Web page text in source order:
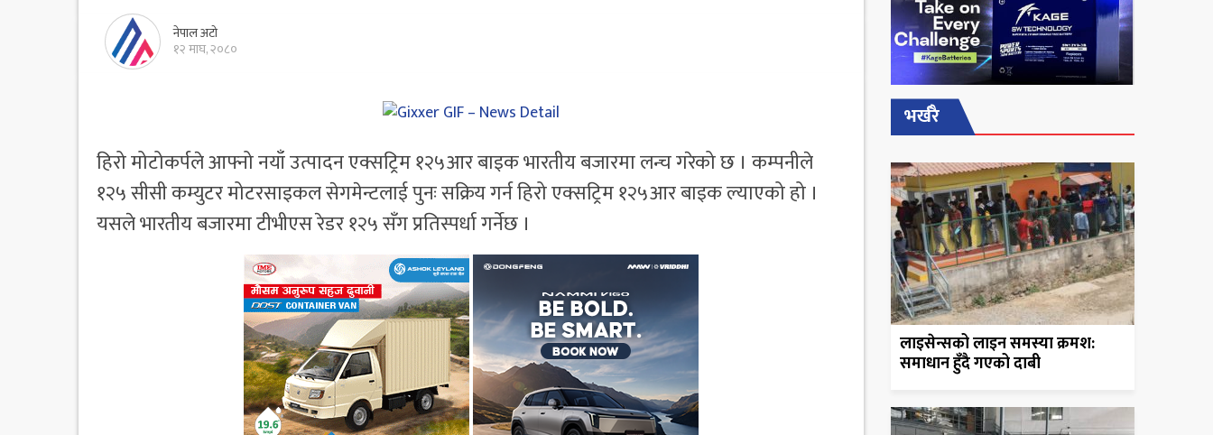
नेपाल अटो
१२ माघ, २०८०
हिरो मोटोकर्पले आफ्नो नयाँ उत्पादन एक्सट्रिम १२५आर बाइक भारतीय बजारमा लन्च गरेको छ । कम्पनीले
१२५ सीसी कम्युटर मोटरसाइकल सेगमेन्टलाई पुनः सक्रिय गर्न हिरो एक्सट्रिम १२५आर बाइक ल्याएको हो ।
यसले भारतीय बजारमा टीभीएस रेडर १२५ सँग प्रतिस्पर्धा गर्नेछ ।
भर्खरै
लाइसेन्सको लाइन समस्या क्रमश:
समाधान हुँदै गएको दाबी